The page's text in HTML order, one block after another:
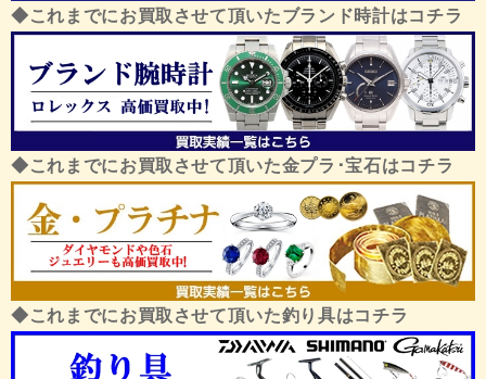
◆これまでにお買取させて頂いたブランド時計はコチラ
◆これまでにお買取させて頂いた金プラ･宝石はコチラ
◆これまでにお買取させて頂いた釣り具はコチラ